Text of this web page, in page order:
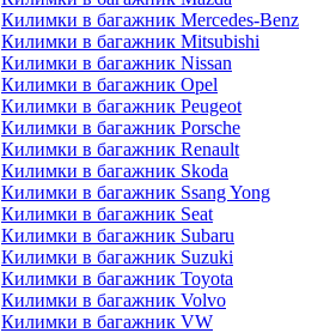
Килимки в багажник Merсedes-Benz
Килимки в багажник Mitsubishi
Килимки в багажник Nissan
Килимки в багажник Opel
Килимки в багажник Peugeot
Килимки в багажник Porsche
Килимки в багажник Renault
Килимки в багажник Skoda
Килимки в багажник Ssang Yong
Килимки в багажник Seat
Килимки в багажник Subaru
Килимки в багажник Suzuki
Килимки в багажник Toyota
Килимки в багажник Volvo
Килимки в багажник VW